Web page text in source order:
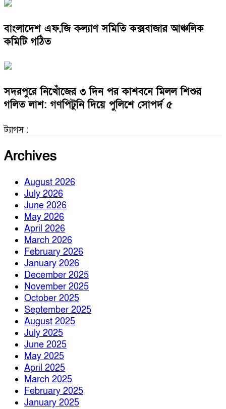
বাংলাদেশ এফ,জি কল্যাণ সমিতি কক্সবাজার আঞ্চলিক
কমিটি গঠিত
সদরপুরে নিখোঁজের ৩ দিন পর কাশবনে মিলল শিশুর
গলিত লাশ: গণপিটুনি দিয়ে পুলিশে সোপর্দ ৫
ট্যাগস :
Archives
August 2026
July 2026
June 2026
May 2026
April 2026
March 2026
February 2026
January 2026
December 2025
November 2025
October 2025
September 2025
August 2025
July 2025
June 2025
May 2025
April 2025
March 2025
February 2025
January 2025